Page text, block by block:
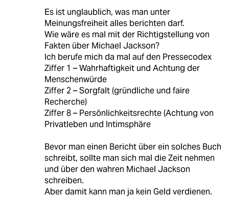
Es ist unglaublich, was man unter
Meinungsfreiheit alles berichten darf.
Wie wäre es mal mit der Richtigstellung von
Fakten über Michael Jackson?
Ich berufe mich da mal auf den Pressecodex
Ziffer 1 – Wahrhaftigkeit und Achtung der
Menschenwürde
Ziffer 2 – Sorgfalt (gründliche und faire
Recherche)
Ziffer 8 – Persönlichkeitsrechte (Achtung von
Privatleben und Intimsphäre
Bevor man einen Bericht über ein solches Buch
schreibt, sollte man sich mal die Zeit nehmen
und über den wahren Michael Jackson
schreiben.
Aber damit kann man ja kein Geld verdienen.